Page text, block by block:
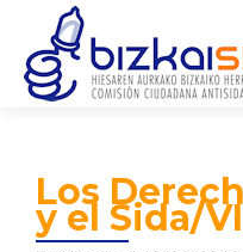
Los
y el Sida/